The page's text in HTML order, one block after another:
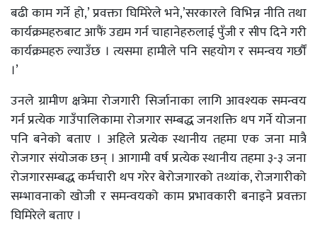
बढी काम गर्ने हो,’ प्रवक्ता घिमिरेले भने,’सरकारले विभिन्न नीति तथा
कार्यक्रमहरुबाट आफैं उद्यम गर्न चाहानेहरुलाई पुँजी र सीप दिने गरी
कार्यक्रमहरु ल्याउँछ । त्यसमा हामीले पनि सहयोग र समन्वय गर्छौं
।’
उनले ग्रामीण क्षत्रेमा रोजगारी सिर्जानाका लागि आवश्यक समन्वय
गर्न प्रत्येक गाउँपालिकामा रोजगार सम्बद्ध जनशक्ति थप गर्ने योजना
पनि बनेको बताए । अहिले प्रत्येक स्थानीय तहमा एक जना मात्रै
रोजगार संयोजक छन् । आगामी वर्ष प्रत्येक स्थानीय तहमा ३-३ जना
रोजगारसम्बद्ध कर्मचारी थप गरेर बेरोजगारको तथ्यांक, रोजगारीको
सम्भावनाको खोजी र समन्वयको काम प्रभावकारी बनाइने प्रवक्ता
घिमिरेले बताए ।